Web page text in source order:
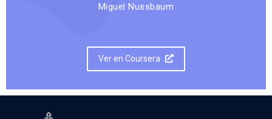
Miguel Nussbaum
Ver en Coursera